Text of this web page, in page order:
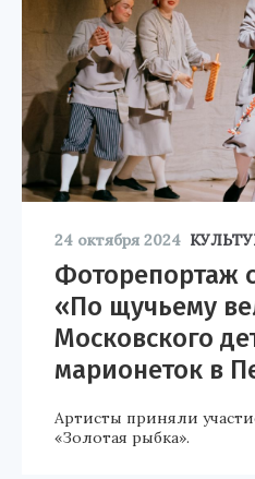
24 октября 2024
Фоторепортаж
«По щучьему
Московского
марионеток в
Артисты приняли
«Золотая рыбка».